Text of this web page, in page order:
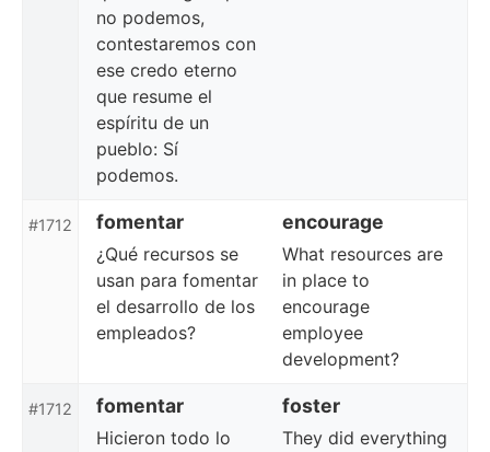
no podemos,
contestaremos con
ese credo eterno
que resume el
espíritu de un
pueblo: Sí
podemos.
#1712 fomentar encourage
¿Qué recursos se
usan para fomentar
el desarrollo de los
empleados?
What resources are
in place to
encourage
employee
development?
#1712 fomentar foster
Hicieron todo lo
They did everything